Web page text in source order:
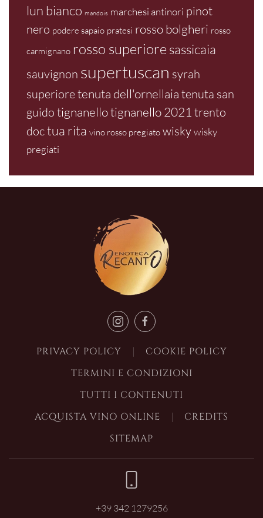
lun bianco mandois marchesi antinori pinot
nero podere sapaio pratesi rosso bolgheri rosso
carmignano rosso superiore sassicaia
sauvignon supertuscan syrah
superioretenuta dell'ornellaia tenuta san
guido tignanellotignanello 2021 trento
doctua rita vino rosso pregiato wiskywisky
pregiati
PRIVACY POLICY
COOKIE POLICY
TERMINI E CONDIZIONI
TUTTI I CONTENUTI
ACQUISTA VINO ONLINE
CREDITS
SITEMAP
+39 342 1279256